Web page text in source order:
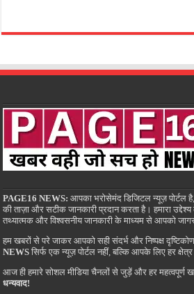
PAGE16 NEWS: आपका भरोसेमंद डिजिटल न्यूज़ पोर्टल
की ताज़ा और सटीक जानकारी प्रदान करता है। हमारा
तथ्यात्मक और विश्वसनीय जानकारी के माध्यम से आपको
हम खबरों से परे जाकर आपको सही संदर्भ और निष्पक्ष
NEWS सिर्फ एक न्यूज़ पोर्टल नहीं, बल्कि आपके लिए हर
आज ही हमारे सोशल मीडिया चैनलों से जुड़ें और हर महत्वपूर्ण
धन्यवाद!